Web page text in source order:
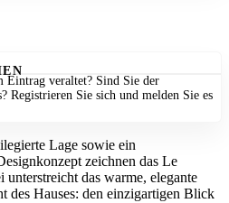
Eintrag veraltet? Sind Sie der
Registrieren Sie sich und melden Sie es
Lage sowie ein
zeichnen das Le
das warme, elegante
des Hauses: den einzigartigen Blick